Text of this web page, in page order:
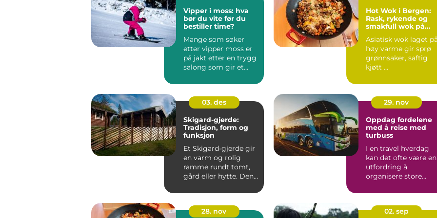
Vipper i moss: hva
bør du vite før du
bestiller time?
Mange som søker
etter vipper moss er
på jakt etter en trygg
salong som gir et
s...
Hot Wok i Bergen:
Rask, rykende og
smakfull wok på
Asiatisk wok laget
høy varme gir sprø
grønnsaker, saftig
kjøtt ...
03. des
Skigard-gjerde:
Tradisjon, form og
funksjon
Et Skigard-gjerde gir
en varm og rolig
ramme rundt tomt,
gård eller hytte. Den
29. nov
Oppdag fordelene
med å reise med
turbuss
I en travel hverdag
kan det ofte være en
utfordring å
organisere store
28. nov
02. sep